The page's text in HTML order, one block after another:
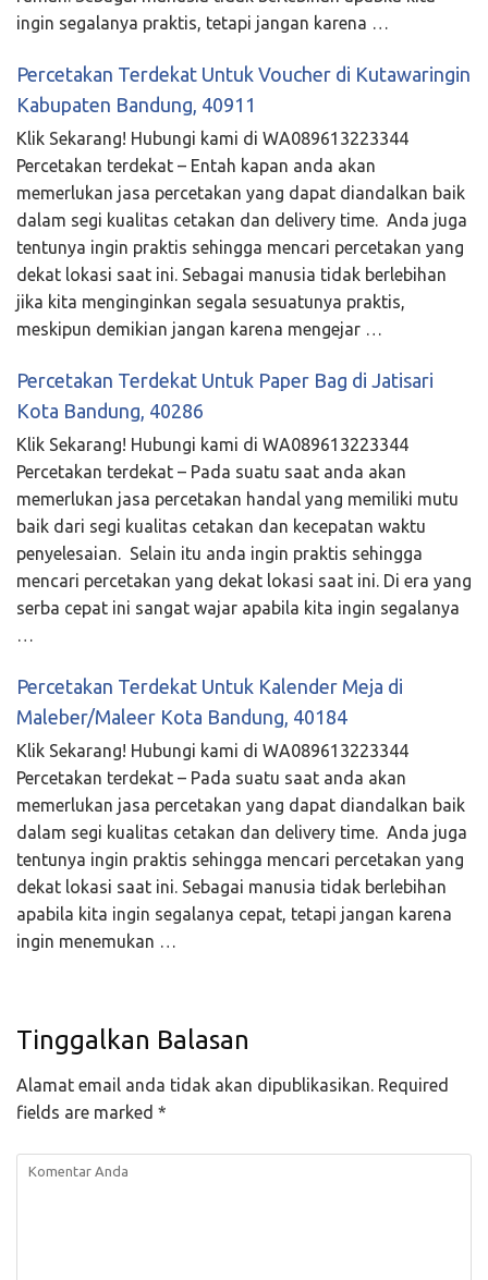
ingin segalanya praktis, tetapi jangan karena …
Percetakan Terdekat Untuk Voucher di Kutawaringin
Kabupaten Bandung, 40911
Klik Sekarang! Hubungi kami di WA089613223344
Percetakan terdekat – Entah kapan anda akan
memerlukan jasa percetakan yang dapat diandalkan baik
dalam segi kualitas cetakan dan delivery time. Anda juga
tentunya ingin praktis sehingga mencari percetakan yang
dekat lokasi saat ini. Sebagai manusia tidak berlebihan
jika kita menginginkan segala sesuatunya praktis,
meskipun demikian jangan karena mengejar …
Percetakan Terdekat Untuk Paper Bag di Jatisari
Kota Bandung, 40286
Klik Sekarang! Hubungi kami di WA089613223344
Percetakan terdekat – Pada suatu saat anda akan
memerlukan jasa percetakan handal yang memiliki mutu
baik dari segi kualitas cetakan dan kecepatan waktu
penyelesaian. Selain itu anda ingin praktis sehingga
mencari percetakan yang dekat lokasi saat ini. Di era yang
serba cepat ini sangat wajar apabila kita ingin segalanya
…
Percetakan Terdekat Untuk Kalender Meja di
Maleber/Maleer Kota Bandung, 40184
Klik Sekarang! Hubungi kami di WA089613223344
Percetakan terdekat – Pada suatu saat anda akan
memerlukan jasa percetakan yang dapat diandalkan baik
dalam segi kualitas cetakan dan delivery time. Anda juga
tentunya ingin praktis sehingga mencari percetakan yang
dekat lokasi saat ini. Sebagai manusia tidak berlebihan
apabila kita ingin segalanya cepat, tetapi jangan karena
ingin menemukan …
Tinggalkan Balasan
Alamat email anda tidak akan dipublikasikan. Required
fields are marked *